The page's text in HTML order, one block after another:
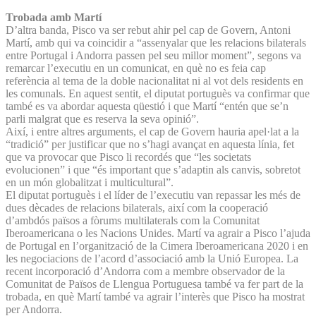
Trobada amb Martí
D’altra banda, Pisco va ser rebut ahir pel cap de Govern, Antoni
Martí, amb qui va coincidir a “assenyalar que les relacions bilaterals
entre Portugal i Andorra passen pel seu millor moment”, segons va
remarcar l’executiu en un comunicat, en què no es feia cap
referència al tema de la doble nacionalitat ni al vot dels residents en
les comunals. En aquest sentit, el diputat portuguès va confirmar que
també es va abordar aquesta qüestió i que Martí “entén que se’n
parli malgrat que es reserva la seva opinió”.
Així, i entre altres arguments, el cap de Govern hauria apel·lat a la
“tradició” per justificar que no s’hagi avançat en aquesta línia, fet
que va provocar que Pisco li recordés que “les societats
evolucionen” i que “és important que s’adaptin als canvis, sobretot
en un món globalitzat i multicultural”.
El diputat portuguès i el líder de l’executiu van repassar les més de
dues dècades de relacions bilaterals, així com la cooperació
d’ambdós països a fòrums multilaterals com la Comunitat
Iberoamericana o les Nacions Unides. Martí va agrair a Pisco l’ajuda
de Portugal en l’organització de la Cimera Iberoamericana 2020 i en
les negociacions de l’acord d’associació amb la Unió Europea. La
recent incorporació d’Andorra com a membre observador de la
Comunitat de Països de Llengua Portuguesa també va fer part de la
trobada, en què Martí també va agrair l’interès que Pisco ha mostrat
per Andorra.